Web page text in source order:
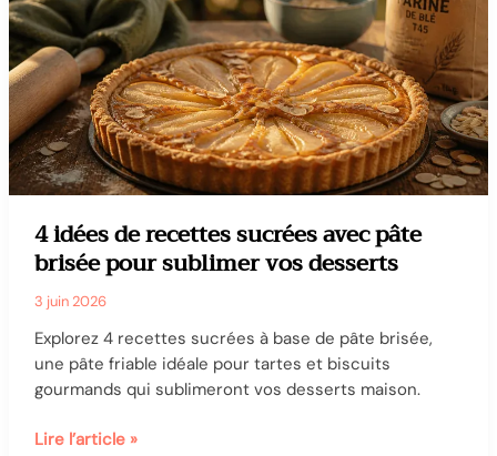
20
minutes
et
les
astuces
pour
un
croustillant
4 idées de recettes sucrées avec pâte
brisée pour sublimer vos desserts
3 juin 2026
Explorez 4 recettes sucrées à base de pâte brisée,
une pâte friable idéale pour tartes et biscuits
gourmands qui sublimeront vos desserts maison.
4
Lire l’article »